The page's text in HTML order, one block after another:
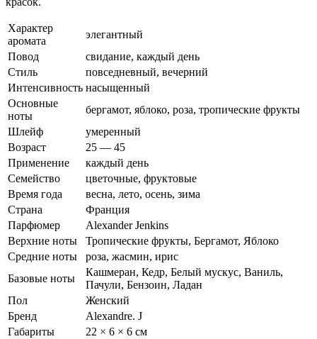
Характер
аромата
элегантный
Повод
свидание, каждый день
Стиль
повседневный, вечерний
Интенсивность насыщенный
Основные
ноты
бергамот, яблоко, роза, тропические фрукты
Шлейф
умеренный
Возраст
25 — 45
Применение
каждый день
Семейство
цветочные, фруктовые
Время года
весна, лето, осень, зима
Страна
Франция
Парфюмер
Alexander Jenkins
Верхние ноты
Тропические фрукты, Бергамот, Яблоко
Средние ноты
роза, жасмин, ирис
Базовые ноты
Кашмеран, Кедр, Белый мускус, Ваниль,
Пачули, Бензоин, Ладан
Пол
Женский
Бренд
Alexandre. J
Габариты
22 × 6 × 6 см